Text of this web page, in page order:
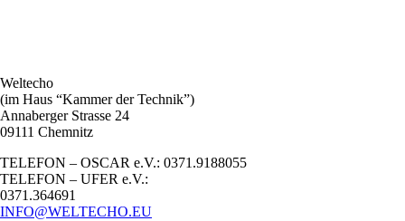
Weltecho
(im Haus “Kammer der Technik”)
Annaberger Strasse 24
09111 Chemnitz
TELEFON – OSCAR e.V.: 0371.9188055
TELEFON – UFER e.V.:
0371.364691
INFO@WELTECHO.EU